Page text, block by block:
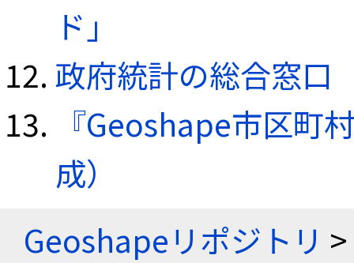
ド」
政府統計の総合窓口
『Geoshape市区町
成）
Geoshapeリポジトリ >